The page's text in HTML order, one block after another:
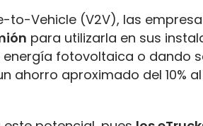
to-Vehicle (V2V), las
para utilizarla en sus
fotovoltaica o dando
ahorro aproximado del 10%